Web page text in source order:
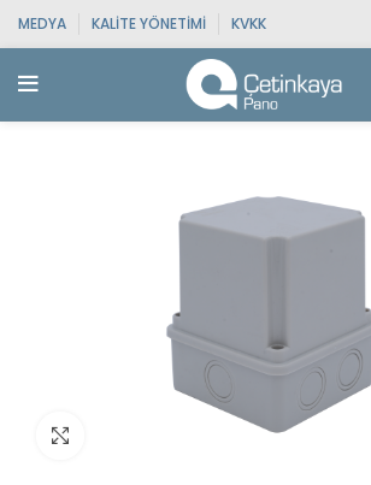
MEDYA KALITE YÖNETIMI KVKK